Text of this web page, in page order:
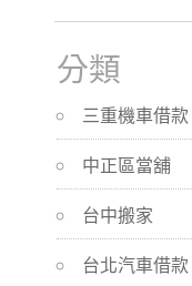
分類
三重機車借款
中正區當舖
台中搬家
台北汽車借款